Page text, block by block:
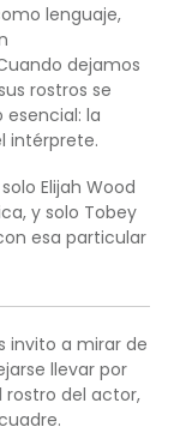
lenguaje,
dejamos
rostros se
la
intérprete.
Elijah Wood
y solo Tobey
esa particular
invito a mirar de
llevar por
rostro del actor,